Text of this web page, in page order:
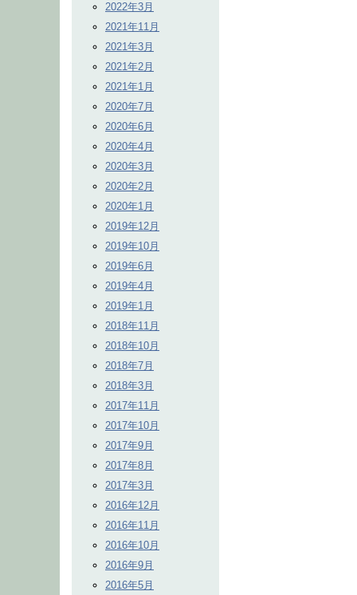
2022年3月
2021年11月
2021年3月
2021年2月
2021年1月
2020年7月
2020年6月
2020年4月
2020年3月
2020年2月
2020年1月
2019年12月
2019年10月
2019年6月
2019年4月
2019年1月
2018年11月
2018年10月
2018年7月
2018年3月
2017年11月
2017年10月
2017年9月
2017年8月
2017年3月
2016年12月
2016年11月
2016年10月
2016年9月
2016年5月